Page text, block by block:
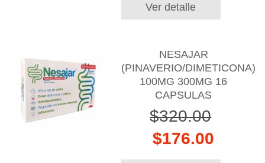
Ver detalle
NESAJAR
(PINAVERIO/DIMETICONA)
100MG 300MG 16
CAPSULAS
$320.00
$176.00